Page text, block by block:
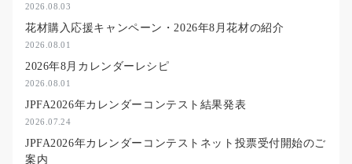
2026.08.03
花材購入応援キャンペーン・2026年8月花材の紹介
2026.08.01
2026年8月カレンダーレシピ
2026.08.01
JPFA2026年カレンダーコンテスト結果発表
2026.07.24
JPFA2026年カレンダーコンテストネット投票受付開始のご
案内